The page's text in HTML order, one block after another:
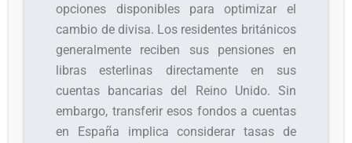
opciones disponibles para optimizar el
cambio de divisa. Los residentes británicos
generalmente reciben sus pensiones en
libras esterlinas directamente en sus
cuentas bancarias del Reino Unido. Sin
embargo, transferir esos fondos a cuentas
en España implica considerar tasas de